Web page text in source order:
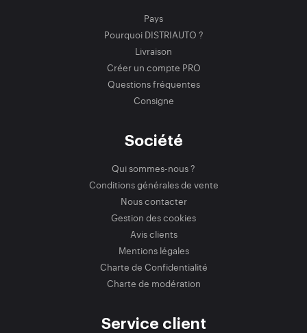
Pays
Pourquoi DISTRIAUTO ?
Livraison
Créer un compte PRO
Questions fréquentes
Consigne
Société
Qui sommes-nous ?
Conditions générales de vente
Nous contacter
Gestion des cookies
Avis clients
Mentions légales
Charte de Confidentialité
Charte de modération
Service client